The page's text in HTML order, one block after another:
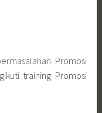
Promosi
training Promosi